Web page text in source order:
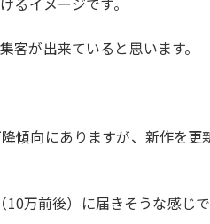
が出来ていると思います。
傾向にありますが、新作を更
万前後）に届きそうな感じ